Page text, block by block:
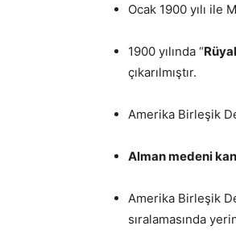
Ocak 1900 yılı ile
1900 yılında “
çıkarılmıştır.
Amerika Birleşik
Alman medeni
Amerika Birleşik
sıralamasında